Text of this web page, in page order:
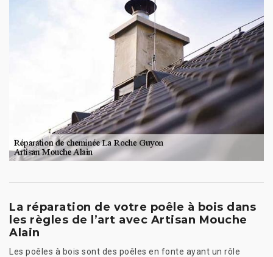
La réparation de votre poêle à bois dans
les règles de l’art avec Artisan Mouche
Alain
Les poêles à bois sont des poêles en fonte ayant un rôle